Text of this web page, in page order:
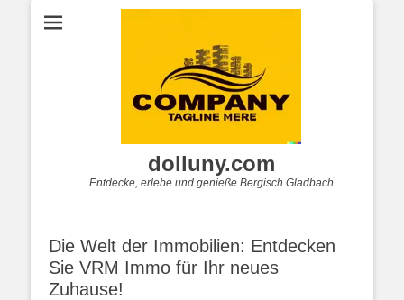
dolluny.com
Entdecke, erlebe und genieße Bergisch Gladbach
Die Welt der Immobilien: Entdecken
Sie VRM Immo für Ihr neues
Zuhause!